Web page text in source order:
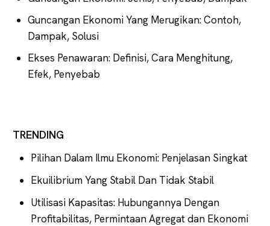
Guncangan Ekonomi Yang Merugikan: Contoh,
Dampak, Solusi
Ekses Penawaran: Definisi, Cara Menghitung,
Efek, Penyebab
TRENDING
Pilihan Dalam Ilmu Ekonomi: Penjelasan Singkat
Ekuilibrium Yang Stabil Dan Tidak Stabil
Utilisasi Kapasitas: Hubungannya Dengan
Profitabilitas, Permintaan Agregat dan Ekonomi